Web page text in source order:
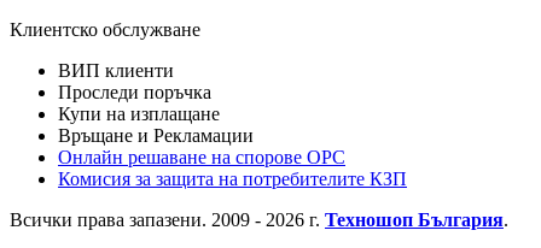
Клиентско обслужване
ВИП клиенти
Проследи поръчка
Купи на изплащане
Връщане и Рекламации
Онлайн решаване на спорове OPC
Комисия за защита на потребителите КЗП
Всички права запазени. 2009 - 2026 г. Техношоп България.